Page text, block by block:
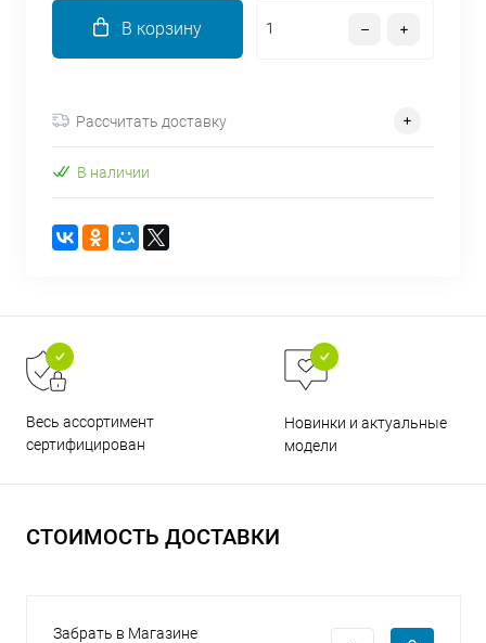
В корзину
Рассчитать доставку
В наличии
Весь ассортимент
сертифицирован
Новинки и актуальные
модели
СТОИМОСТЬ ДОСТАВКИ
Забрать в Магазине
раз в 2 недели